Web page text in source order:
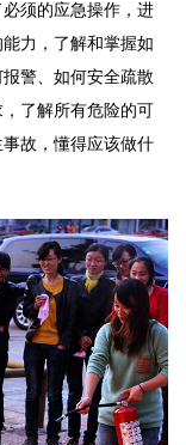
须的应急操作，进
力，了解和掌握如
警、如何安全疏散
了解所有危险的可
故，懂得应该做什